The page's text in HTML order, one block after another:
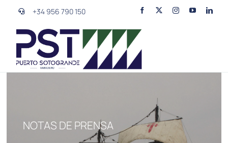
content
+34 956 790 150
La Empresa
NOTAS DE PRENSA